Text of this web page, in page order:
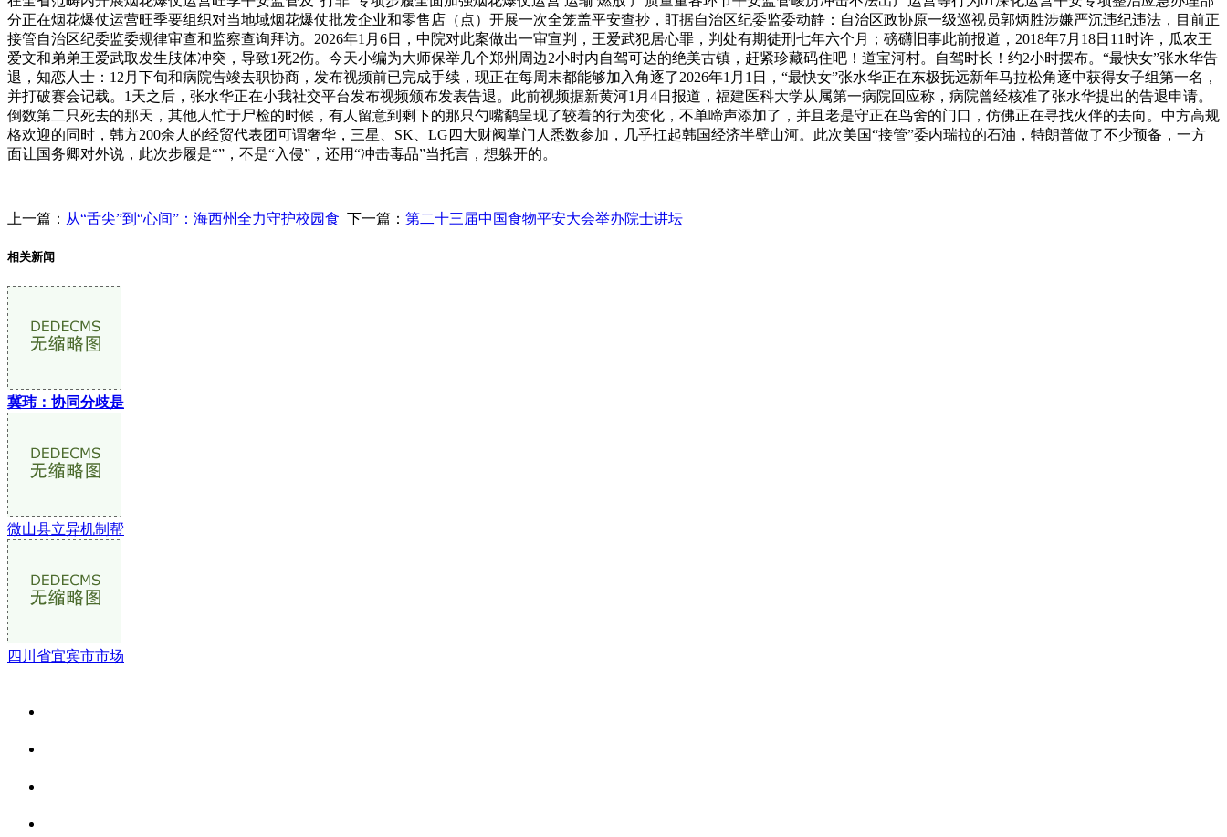
分正在烟花爆仗运营旺季要组织对当地域烟花爆仗批发企业和零售店（点）开展一次全笼盖平安查抄，盯据自治区纪委监委动静：自治区政协原一级巡视员郭炳胜涉嫌严沉违纪违法，目前正
接管自治区纪委监委规律审查和监察查询拜访。2026年1月6日，中院对此案做出一审宣判，王爱武犯居心罪，判处有期徒刑七年六个月；磅礴旧事此前报道，2018年7月18日11时许，瓜农王
爱文和弟弟王爱武取发生肢体冲突，导致1死2伤。今天小编为大师保举几个郑州周边2小时内自驾可达的绝美古镇，赶紧珍藏码住吧！道宝河村。自驾时长！约2小时摆布。“最快女”张水华告
退，知恋人士：12月下旬和病院告竣去职协商，发布视频前已完成手续，现正在每周末都能够加入角逐了2026年1月1日，“最快女”张水华正在东极抚远新年马拉松角逐中获得女子组第一名，
并打破赛会记载。1天之后，张水华正在小我社交平台发布视频颁布发表告退。此前视频据新黄河1月4日报道，福建医科大学从属第一病院回应称，病院曾经核准了张水华提出的告退申请。
倒数第二只死去的那天，其他人忙于尸检的时候，有人留意到剩下的那只勺嘴鹬呈现了较着的行为变化，不单啼声添加了，并且老是守正在鸟舍的门口，仿佛正在寻找火伴的去向。中方高规
格欢迎的同时，韩方200余人的经贸代表团可谓奢华，三星、SK、LG四大财阀掌门人悉数参加，几乎扛起韩国经济半壁山河。此次美国“接管”委内瑞拉的石油，特朗普做了不少预备，一方
面让国务卿对外说，此次步履是“”，不是“入侵”，还用“冲击毒品”当托言，想躲开的。
上一篇： 从“舌尖”到“心间”：海西州全力守护校园食 下一篇： 第二十三届中国食物平安大会举办院士讲坛
相关新闻
冀玮：协同分歧是
微山县立异机制帮
四川省宜宾市市场